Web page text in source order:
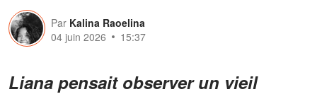
Par Kalina Raoelina
04 juin 2026
15:37
Liana pensait observer un vieil